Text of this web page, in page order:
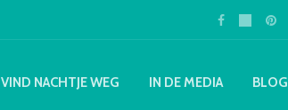
VIND NACHTJE WEG IN DE MEDIA BLOG